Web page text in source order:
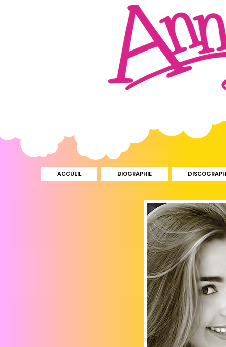
ACCUEIL BIOGRAPHIE